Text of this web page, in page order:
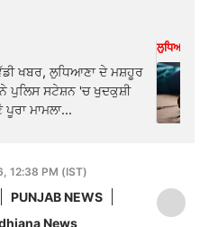
ਖਬਰ, ਲੁਧਿਆਣਾ ਦੇ ਮਸ਼ਹੂਰ
ਨੇ ਪੁਲਿਸ ਸਟੇਸ਼ਨ 'ਚ ਖੁਦਕੁਸ਼ੀ
ਪੂਰਾ ਮਾਮਲਾ...
ਲੁਧਿਆਣਾ
12:38 PM (IST)
PUNJAB NEWS
News